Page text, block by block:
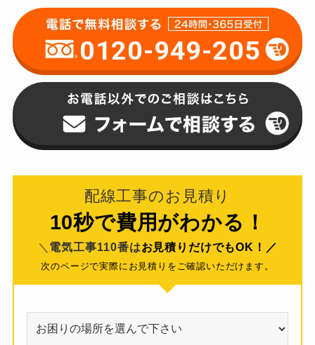
0120-949-205
配線工事のお見積り
10秒で費用がわかる！
＼ 電気工事110番はお見積りだけでもOK！／
次のページで実際にお見積りをご確認いただけます。